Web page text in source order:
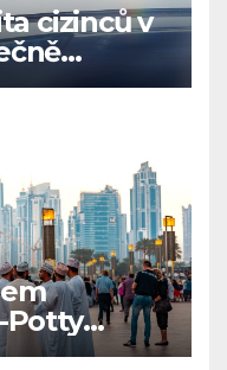
cizinců v
Potty
tělních